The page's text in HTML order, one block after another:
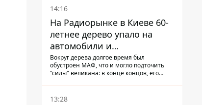
14:16
На Радиорынке в Киеве 60-
летнее дерево упало на
автомобили и
травмировало человека -
подробности
Вокруг дерева долгое время был
обустроен МАФ, что и могло подточить
"силы" великана: в конце концов, его
13:28